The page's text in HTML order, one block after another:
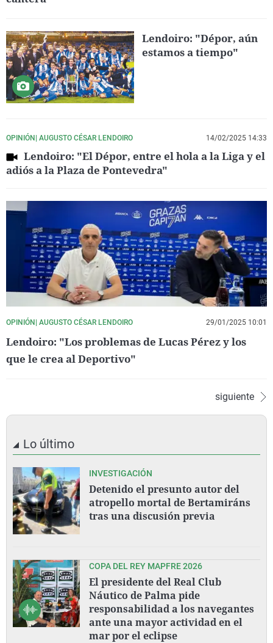
Lendoiro: "Dépor, aún
estamos a tiempo"
OPINIÓN| AUGUSTO CÉSAR LENDOIRO 14/02/2025 14:33
Lendoiro: "El Dépor, entre el hola a la Liga y el
adiós a la Plaza de Pontevedra"
OPINIÓN| AUGUSTO CÉSAR LENDOIRO 29/01/2025 10:01
Lendoiro: "Los problemas de Lucas Pérez y los
que le crea al Deportivo"
siguiente
Lo último
INVESTIGACIÓN
Detenido el presunto autor del
atropello mortal de Bertamiráns
tras una discusión previa
COPA DEL REY MAPFRE 2026
El presidente del Real Club
Náutico de Palma pide
responsabilidad a los navegantes
ante una mayor actividad en el
mar por el eclipse